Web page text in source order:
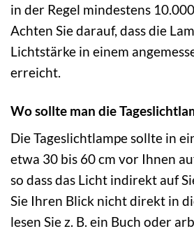
in der Regel mindestens
Achten Sie darauf, dass die
Lichtstärke in einem
erreicht.
Wo sollte man die
Die Tageslichtlampe sollte in
etwa 30 bis 60 cm vor Ihnen
so dass das Licht indirekt auf
Sie Ihren Blick nicht direkt in
lesen Sie z. B. ein Buch oder